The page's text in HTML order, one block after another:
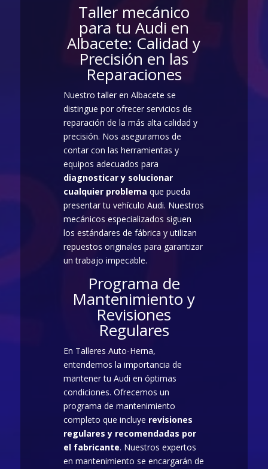
Taller mecánico
para tu Audi en
Albacete: Calidad y
Precisión en las
Reparaciones
Nuestro taller en Albacete se
distingue por ofrecer servicios de
reparación de la más alta calidad y
precisión. Nos aseguramos de
contar con las herramientas y
equipos adecuados para
diagnosticar y solucionar
cualquier problema que pueda
presentar tu vehículo Audi. Nuestros
mecánicos especializados siguen
los estándares de fábrica y utilizan
repuestos originales para garantizar
un trabajo impecable.
Programa de
Mantenimiento y
Revisiones
Regulares
En Talleres Auto-Herna,
entendemos la importancia de
mantener tu Audi en óptimas
condiciones. Ofrecemos un
programa de mantenimiento
completo que incluye revisiones
regulares y recomendadas por
el fabricante. Nuestros expertos
en mantenimiento se encargarán de